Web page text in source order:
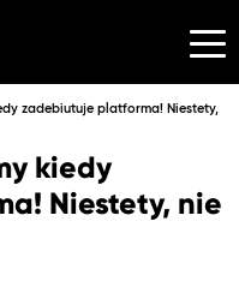
zadebiutuje platforma! Niestety,
kiedy
Niestety, nie